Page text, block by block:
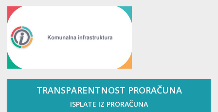
TRANSPARENTNOST PRORAČUNA
ISPLATE IZ PRORAČUNA